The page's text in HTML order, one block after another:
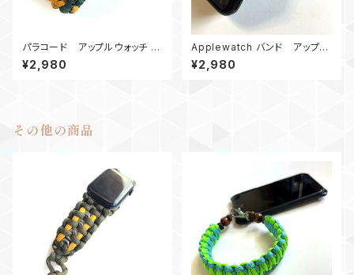
パラコード アップルウォッチ バ
ンド44_DoubleWide_カーキ
緑 Apple watch
¥2,980
Applewatch バンド アップル
ウォッチ バンド44_シャックル_
キングコブラ_白カモ180
¥2,980
その他の商品